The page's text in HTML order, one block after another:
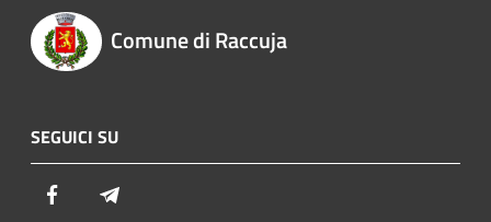
Comune di Raccuja
SEGUICI SU
Facebook